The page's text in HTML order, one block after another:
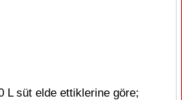
L süt elde ettiklerine göre;